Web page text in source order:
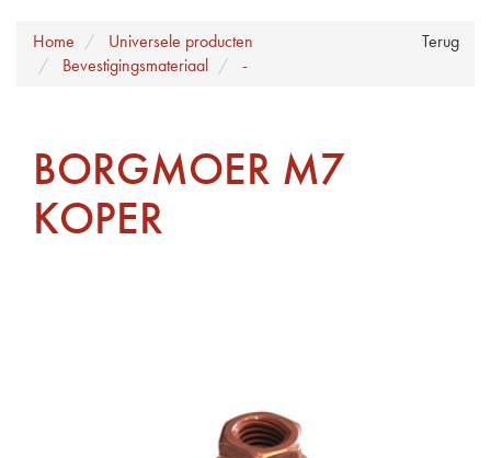
Terug
Home
Universele producten
Bevestigingsmateriaal
-
BORGMOER M7
KOPER